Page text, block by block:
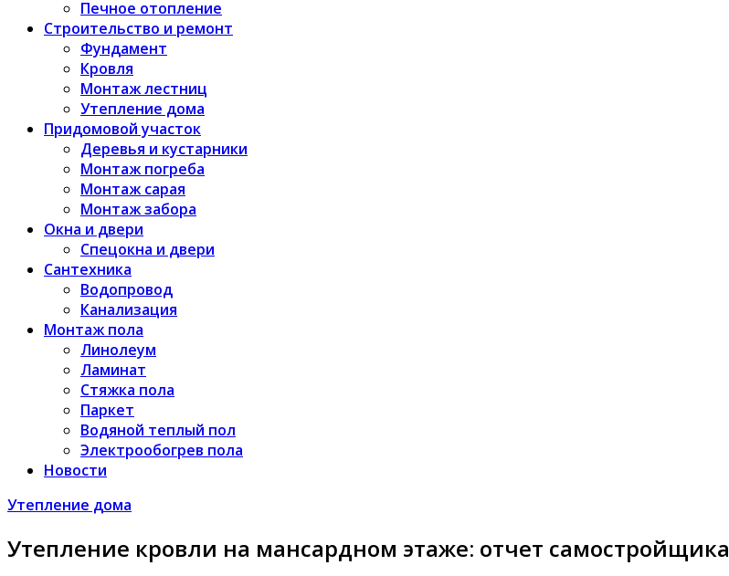
Печное отопление
Строительство и ремонт
Фундамент
Кровля
Монтаж лестниц
Утепление дома
Придомовой участок
Деревья и кустарники
Монтаж погреба
Монтаж сарая
Монтаж забора
Окна и двери
Спецокна и двери
Сантехника
Водопровод
Канализация
Монтаж пола
Линолеум
Ламинат
Стяжка пола
Паркет
Водяной теплый пол
Электрообогрев пола
Новости
Утепление дома
Утепление кровли на мансардном этаже: отчет самостройщика